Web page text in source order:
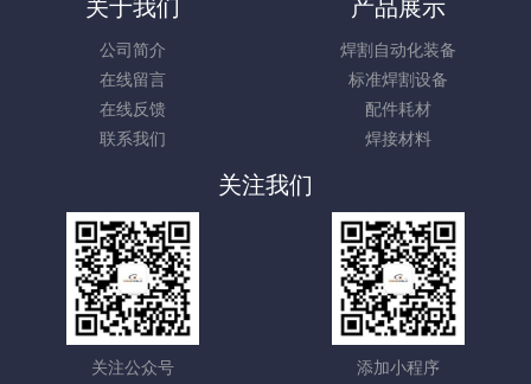
公司简介
在线留言
在线反馈
联系我们
焊割自动化装备
标准焊割设备
配件耗材
焊接材料
关注我们
关注公众号 添加小程序